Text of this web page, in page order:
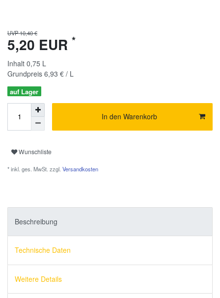
UVP 10,40 €
5,20 EUR *
Inhalt 0,75 L
Grundpreis 6,93 € / L
auf Lager
In den Warenkorb
Wunschliste
* inkl. ges. MwSt. zzgl. Versandkosten
Beschreibung
Technische Daten
Weitere Details